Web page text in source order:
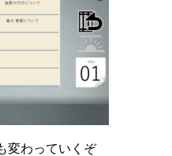
変わっていくぞ